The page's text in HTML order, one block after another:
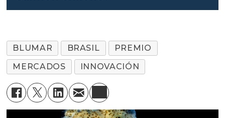
BLUMAR BRASIL
PREMIO
MERCADOS
INNOVACIÓN